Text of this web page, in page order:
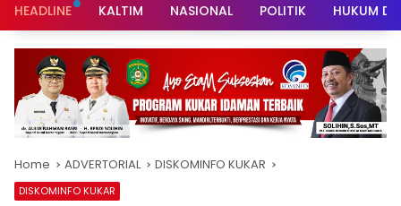
HEADLINE KALTIM NASIONAL POLITIK HUKUM
Home ADVERTORIAL DISKOMINFO KUKAR
DISKOMINFO KUKAR